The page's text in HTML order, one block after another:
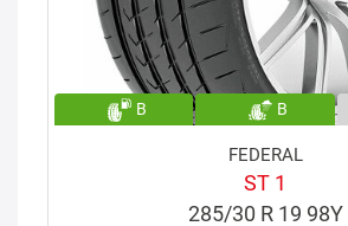
B B
FEDERAL
ST 1
285/30 R 19 98Y